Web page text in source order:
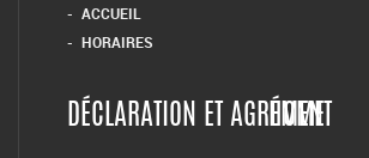
ACCUEIL
HORAIRES
DÉCLARATION ET AGRÉMENT
HOME